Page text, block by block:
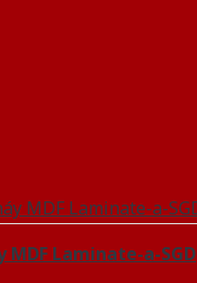
MDF Laminate-a-SGD